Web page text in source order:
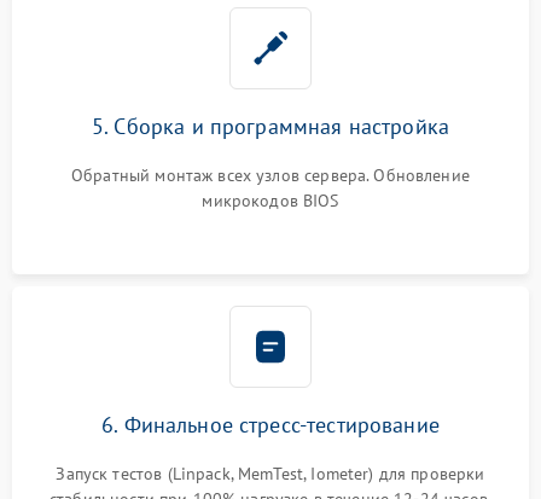
5. Сборка и программная настройка
Обратный монтаж всех узлов сервера. Обновление
микрокодов BIOS
6. Финальное стресс-тестирование
Запуск тестов (Linpack, MemTest, Iometer) для проверки